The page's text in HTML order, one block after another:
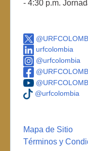
- 4:30 p.m.
urfcolombia
@urfcolombia
@urfcolombia
Mapa de Sitio
Términos y